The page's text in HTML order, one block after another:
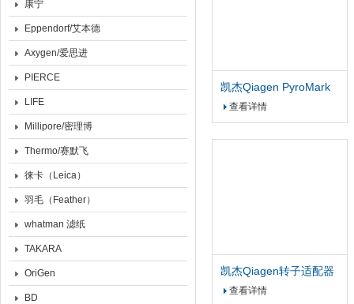
康宁
Eppendorf/艾本德
Axygen/爱思进
PIERCE
LIFE
Millipore/密理博
Thermo/赛默飞
徕卡（Leica）
羽毛（Feather）
whatman 滤纸
TAKARA
OriGen
BD
凯杰Qiagen PyroMark
Q96 ID 配件5x96
查看详情
凯杰Qiagen转子适配器
Rotor Adapters
查看详情